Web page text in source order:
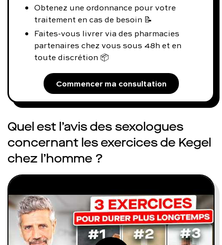
Obtenez une ordonnance pour votre
traitement en cas de besoin 📝
Faites-vous livrer via des pharmacies
partenaires chez vous sous 48h et en
toute discrétion 📦
Commencer ma consultation
Quel est l’avis des sexologues
concernant les exercices de Kegel
chez l’homme ?